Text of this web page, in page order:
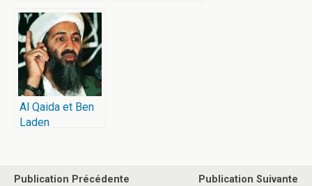
Al Qaida et Ben
Laden
Publication Précédente
Publication Suivante